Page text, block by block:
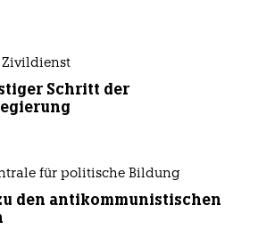
Schritt der
für politische Bildung
den antikommunistischen